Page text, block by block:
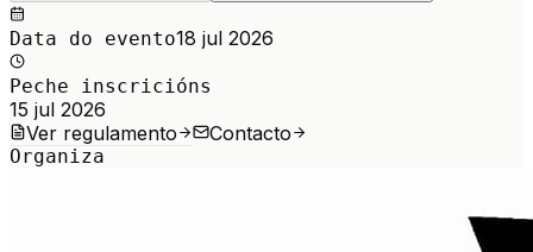
Data do evento18 jul 2026
Peche inscricións
15 jul 2026
Ver regulamento
Contacto
Organiza